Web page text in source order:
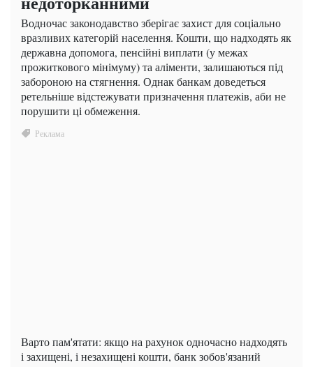
Водночас законодавство зберігає захист для соціально
вразливих категорій населення. Кошти, що надходять як
державна допомога, пенсійні виплати (у межах
прожиткового мінімуму) та аліменти, залишаються під
забороною на стягнення. Однак банкам доведеться
ретельніше відстежувати призначення платежів, аби не
порушити ці обмеження.
Варто пам'ятати: якщо на рахунок одночасно надходять
і захищені, і незахищені кошти, банк зобов'язаний